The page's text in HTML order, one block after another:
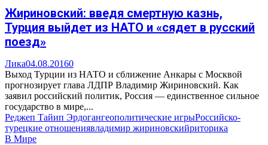
Жириновский: введя смертную казнь,
Турция выйдет из НАТО и «сядет в русский
поезд»
Лика04.08.20160
Выход Турции из НАТО и сближение Анкары с Москвой
прогнозирует глава ЛДПР Владимир Жириновский. Как
заявил российский политик, Россия — единственное сильное
государство в мире,...
Реджеп Тайип Эрдогангеополитические игрыРоссийско-
турецкие отношениявладимир жириновскийриторика
В Мире